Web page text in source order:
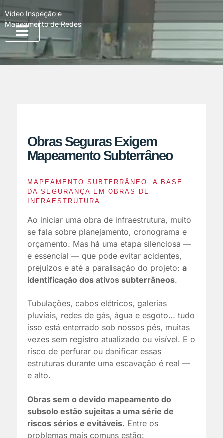
Vídeo Inspeção e
Mapeamento de Redes
Obras Seguras Exigem
Mapeamento Subterrâneo
MAPEAMENTO SUBTERRÂNEO: A BASE
DA SEGURANÇA EM OBRAS DE
INFRAESTRUTURA
Ao iniciar uma obra de infraestrutura, muito
se fala sobre planejamento, cronograma e
orçamento. Mas há uma etapa silenciosa —
e essencial — que pode evitar acidentes,
prejuízos e até a paralisação do projeto: a
identificação dos ativos subterrâneos.
Tubulações, cabos elétricos, galerias
pluviais, redes de gás, água e esgoto… tudo
isso está enterrado sob nossos pés, muitas
vezes sem registro atualizado ou visível. E o
risco de perfurar ou danificar essas
estruturas durante uma escavação é real —
e alto.
Obras sem o devido mapeamento do
subsolo estão sujeitas a uma série de
riscos sérios e evitáveis. Entre os
problemas mais comuns estão: